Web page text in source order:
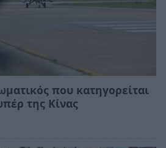
που κατηγορείται
της Κίνας